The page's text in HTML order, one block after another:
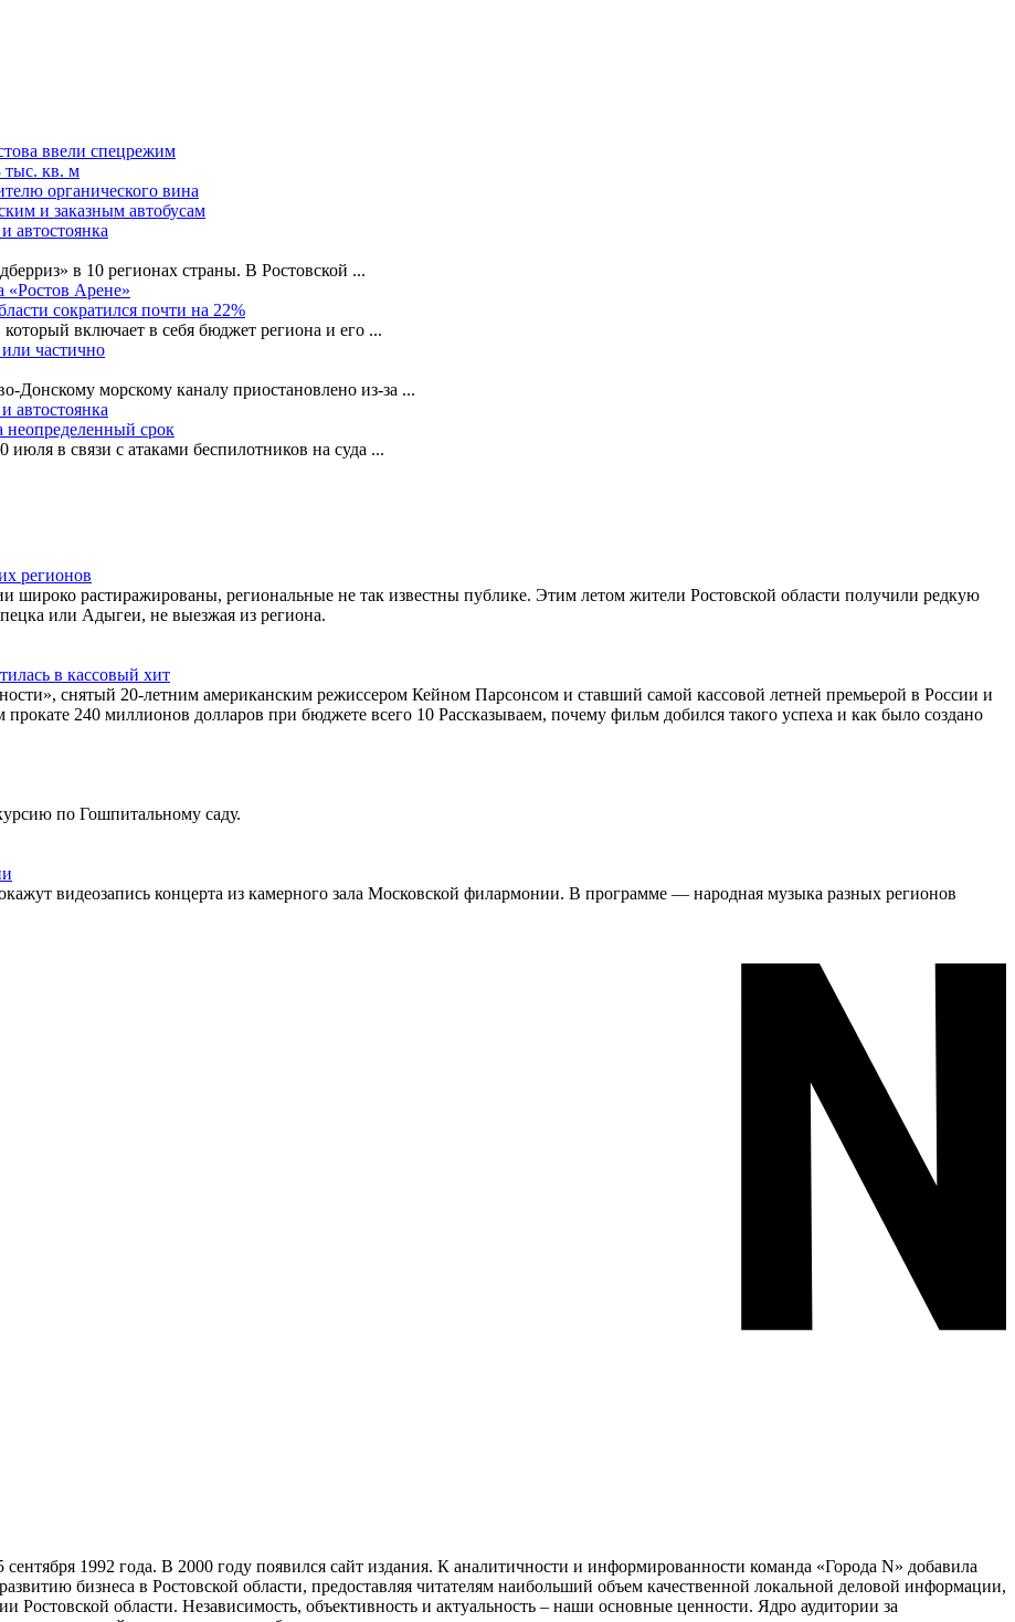
ввели спецрежим
тыс. кв. м
органического вина
и заказным автобусам
автостоянка
в 10 регионах страны. В Ростовской ...
«Ростов Арене»
сократился почти на 22%
включает в себя бюджет региона и его ...
частично
Донскому морскому каналу приостановлено из-за ...
автостоянка
неопределенный срок
в связи с атаками беспилотников на суда ...
регионов
широко растиражированы, региональные не так известны публике. Этим летом жители Ростовской области получили редкую
или Адыгеи, не выезжая из региона.
в кассовый хит
снятый 20-летним американским режиссером Кейном Парсонсом и ставший самой кассовой летней премьерой в России и
240 миллионов долларов при бюджете всего 10 Рассказываем, почему фильм добился такого успеха и как было создано
по Гошпитальному саду.
видеозапись концерта из камерного зала Московской филармонии. В программе — народная музыка разных регионов
1992 года. В 2000 году появился сайт издания. К аналитичности и информированности команда «Города N» добавила
бизнеса в Ростовской области, предоставляя читателям наибольший объем качественной локальной деловой информации,
Ростовской области. Независимость, объективность и актуальность – наши основные ценности. Ядро аудитории за